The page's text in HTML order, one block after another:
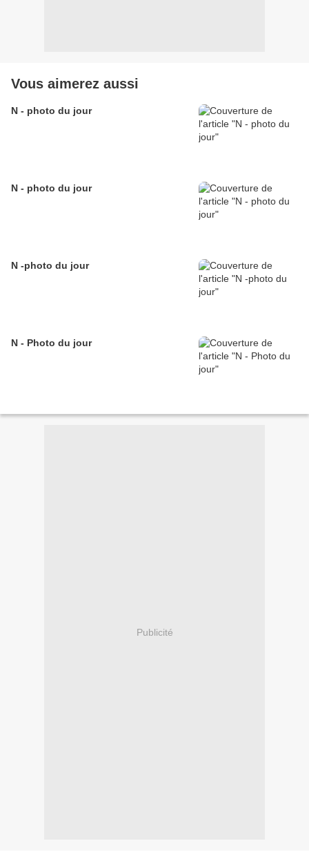
Vous aimerez aussi
N - photo du jour
N - photo du jour
N -photo du jour
N - Photo du jour
Publicité